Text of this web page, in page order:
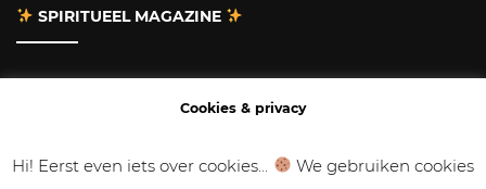
SPIRITUEEL MAGAZINE
Cookies & privacy
Hi! Eerst even iets over cookies...
We gebruiken cookies